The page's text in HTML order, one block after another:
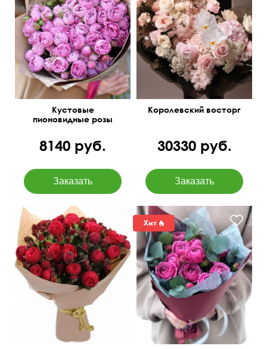
В крафтовой упаковке
Кустовые
пионовидные розы
8140 руб.
Озотамнус, орхидея
ванда, аспарагус,
сухоцветы
Королевский восторг
30330 руб.
Упаковка: крафт, лента
50 см
35 см